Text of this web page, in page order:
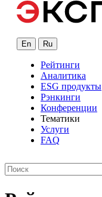
En Ru
Рейтинги
Аналитика
ESG продукты
Рэнкинги
Конференции
Тематики
Услуги
FAQ